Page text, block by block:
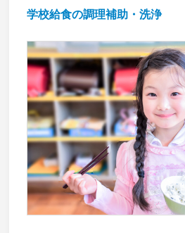
学校給食の調理補助・洗浄